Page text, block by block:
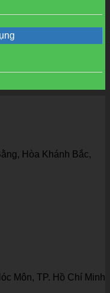
Hòa Khánh Bắc,
Môn, TP. Hồ Chí Minh